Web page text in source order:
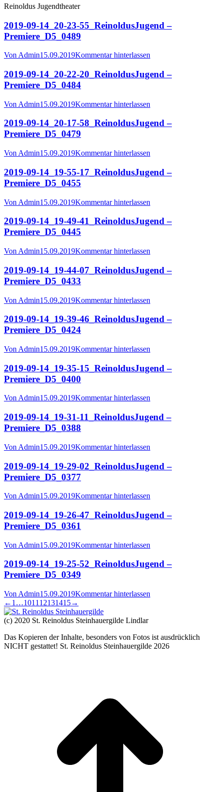
Reinoldus Jugendtheater
2019-09-14_20-23-55_ReinoldusJugend –
Premiere_D5_0489
Von Admin15.09.2019Kommentar hinterlassen
2019-09-14_20-22-20_ReinoldusJugend –
Premiere_D5_0484
Von Admin15.09.2019Kommentar hinterlassen
2019-09-14_20-17-58_ReinoldusJugend –
Premiere_D5_0479
Von Admin15.09.2019Kommentar hinterlassen
2019-09-14_19-55-17_ReinoldusJugend –
Premiere_D5_0455
Von Admin15.09.2019Kommentar hinterlassen
2019-09-14_19-49-41_ReinoldusJugend –
Premiere_D5_0445
Von Admin15.09.2019Kommentar hinterlassen
2019-09-14_19-44-07_ReinoldusJugend –
Premiere_D5_0433
Von Admin15.09.2019Kommentar hinterlassen
2019-09-14_19-39-46_ReinoldusJugend –
Premiere_D5_0424
Von Admin15.09.2019Kommentar hinterlassen
2019-09-14_19-35-15_ReinoldusJugend –
Premiere_D5_0400
Von Admin15.09.2019Kommentar hinterlassen
2019-09-14_19-31-11_ReinoldusJugend –
Premiere_D5_0388
Von Admin15.09.2019Kommentar hinterlassen
2019-09-14_19-29-02_ReinoldusJugend –
Premiere_D5_0377
Von Admin15.09.2019Kommentar hinterlassen
2019-09-14_19-26-47_ReinoldusJugend –
Premiere_D5_0361
Von Admin15.09.2019Kommentar hinterlassen
2019-09-14_19-25-52_ReinoldusJugend –
Premiere_D5_0349
Von Admin15.09.2019Kommentar hinterlassen
← 1 …1011 12131415→
(c) 2020 St. Reinoldus Steinhauergilde Lindlar
Das Kopieren der Inhalte, besonders von Fotos ist ausdrücklich
NICHT gestattet! St. Reinoldus Steinhauergilde 2026